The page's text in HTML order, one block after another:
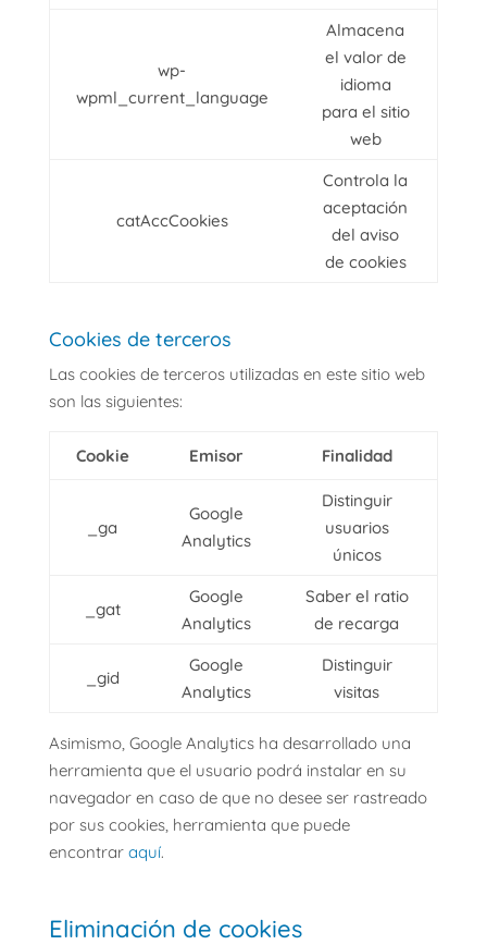
wp-
wpml_current_language
Almacena
el valor de
idioma
para el sitio
web
catAccCookies
Controla la
aceptación
del aviso
de cookies
Cookies de terceros
Las cookies de terceros utilizadas en este sitio web
son las siguientes:
Cookie Emisor Finalidad
_ga
Google
Analytics
Distinguir
usuarios
únicos
_gat
Google
Analytics
Saber el ratio
de recarga
_gid
Google
Analytics
Distinguir
visitas
Asimismo, Google Analytics ha desarrollado una
herramienta que el usuario podrá instalar en su
navegador en caso de que no desee ser rastreado
por sus cookies, herramienta que puede
encontrar aquí.
Eliminación de cookies